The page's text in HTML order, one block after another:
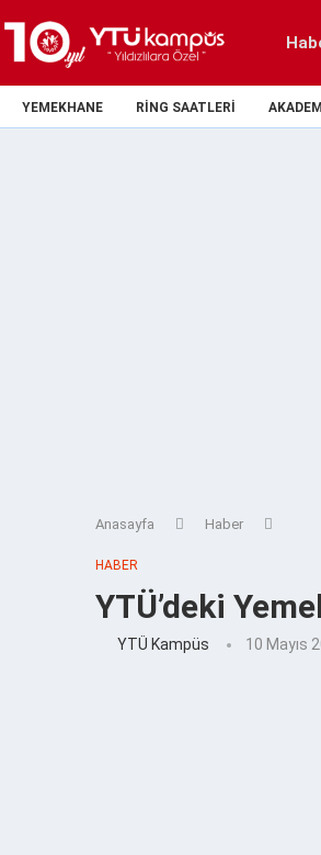
YEMEKHANE RING SAATLERI
Anasayfa Haber
HABER
YTÜ’deki
YTÜ Kampüs 10 Mayıs